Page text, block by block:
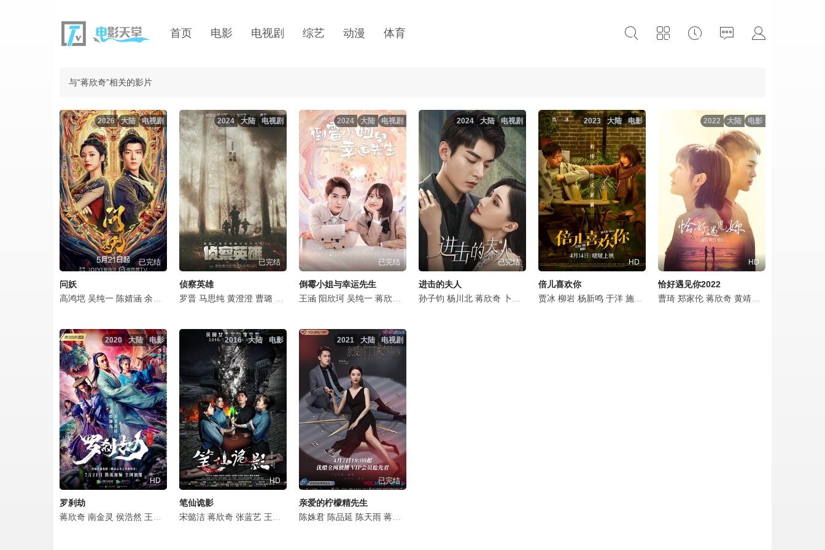
首页 电影 电视剧 综艺 动漫 体育
与“蒋欣奇”相关的影片
电视剧
大陆
2026
已完结
问妖
高鸿垲 吴纯一 陈婧涵 余熠炀 蒋欣奇 宋鸿宇 王希 孙一鸣 陈柏言 谢艺真
电视剧
大陆
2024
已完结
侦察英雄
罗晋 马思纯 黄澄澄 曹璐 吕晓霖 杨帆 韩鹏翼 赵亦涵 赵靖舒玉 王化诚 武志强 蒋欣奇 李明轩 宋佳伦 高鑫 柳明明 陈昊 欧阳德嵘 陈冠宇 李厚基 张野
电视剧
大陆
2024
已完结
倒霉小姐与幸运先生
王涵 阳欣珂 吴纯一 蒋欣奇 谷乐晨 徐艺琳
电视剧
大陆
2024
已完结
进击的夫人
孙子钧 杨川北 蒋欣奇 卜洛羽 裴筝筝 邢罗丹 柴子娣
电影
大陆
2023
HD
倍儿喜欢你
贾冰 柳岩 杨新鸣 于洋 施予斐 杨大鹏 高搏 李昕亮 黄允桐
电影
大陆
2022
HD
恰好遇见你2022
曹琦 郑家伦 蒋欣奇 黄靖媛
电影
大陆
2020
HD
罗刹劫
蒋欣奇 南金灵 侯浩然 王思洁 杨建邦 郭震 梦然 常丹丹 陆超
电影
大陆
2016
HD
笔仙诡影
宋懿洁 蒋欣奇 张蓝艺 王燕阳 马丹旎 李艳冰 云翔 邓琳颖
电视剧
大陆
2021
已完结
亲爱的柠檬精先生
陈姝君 陈品延 陈天雨 蒋欣奇